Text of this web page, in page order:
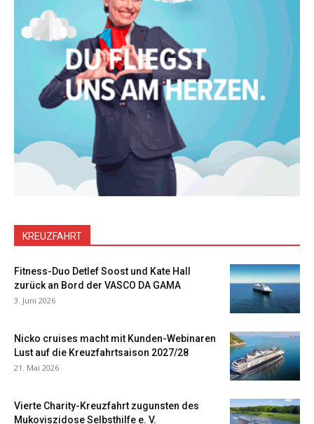
KREUZFAHRT
Fitness-Duo Detlef Soost und Kate Hall
zurück an Bord der VASCO DA GAMA
3. Juni 2026
Nicko cruises macht mit Kunden-Webinaren
Lust auf die Kreuzfahrtsaison 2027/28
21. Mai 2026
Vierte Charity-Kreuzfahrt zugunsten des
Mukoviszidose Selbsthilfe e. V.